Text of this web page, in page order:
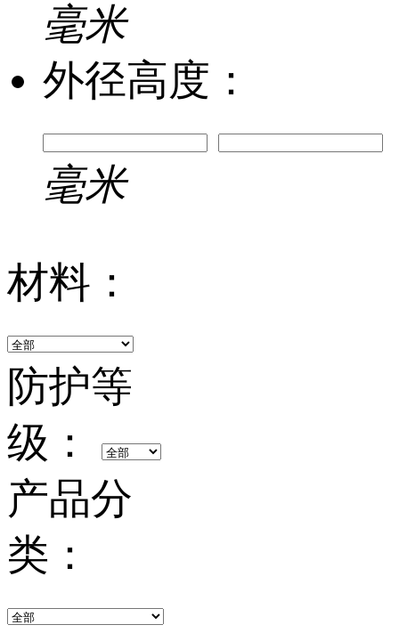
毫米
外径高度：
毫米
材料：
防护等
级：
产品分
类：